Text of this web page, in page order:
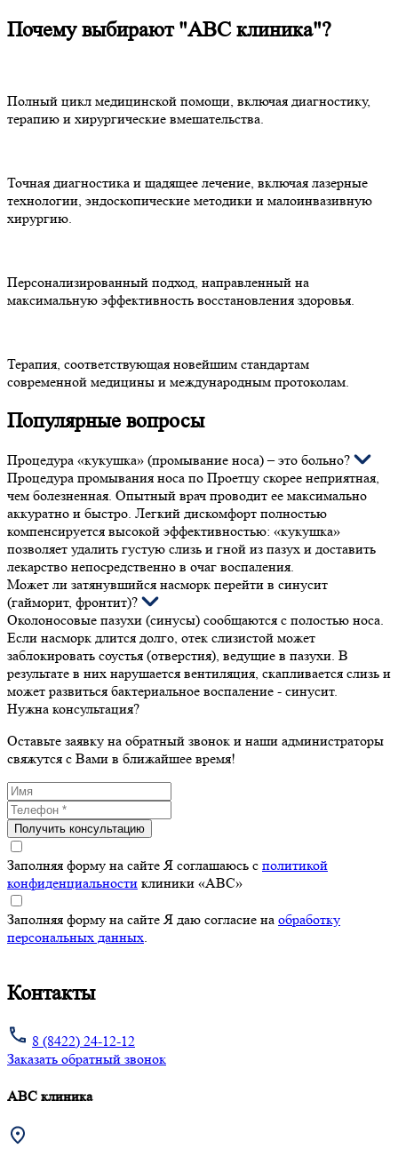
Почему выбирают "ABC клиника"?
Полный цикл медицинской помощи, включая диагностику,
терапию и хирургические вмешательства.
Точная диагностика и щадящее лечение, включая лазерные
технологии, эндоскопические методики и малоинвазивную
хирургию.
Персонализированный подход, направленный на
максимальную эффективность восстановления здоровья.
Терапия, соответствующая новейшим стандартам
современной медицины и международным протоколам.
Популярные вопросы
Процедура «кукушка» (промывание носа) – это больно?
Процедура промывания носа по Проетцу скорее неприятная,
чем болезненная. Опытный врач проводит ее максимально
аккуратно и быстро. Легкий дискомфорт полностью
компенсируется высокой эффективностью: «кукушка»
позволяет удалить густую слизь и гной из пазух и доставить
лекарство непосредственно в очаг воспаления.
Может ли затянувшийся насморк перейти в синусит
(гайморит, фронтит)?
Околоносовые пазухи (синусы) сообщаются с полостью носа.
Если насморк длится долго, отек слизистой может
заблокировать соустья (отверстия), ведущие в пазухи. В
результате в них нарушается вентиляция, скапливается слизь и
может развиться бактериальное воспаление - синусит.
Нужна консультация?
Оставьте заявку на обратный звонок и наши администраторы
свяжутся с Вами в ближайшее время!
Получить консультацию
Заполняя форму на сайте Я соглашаюсь с политикой
конфиденциальности клиники «ABC»
Заполняя форму на сайте Я даю согласие на обработку
персональных данных
Контакты
8 (8422) 24-12-12
Заказать обратный звонок
АВС клиника